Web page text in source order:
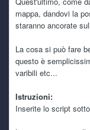
funzionano
e si qualche
accade con
ho retto sino
pure linux in
mappa, dandovi la
staranno ancorate
La cosa si può fare
questo è
varibili etc...
Istruzioni:
Inserite lo script